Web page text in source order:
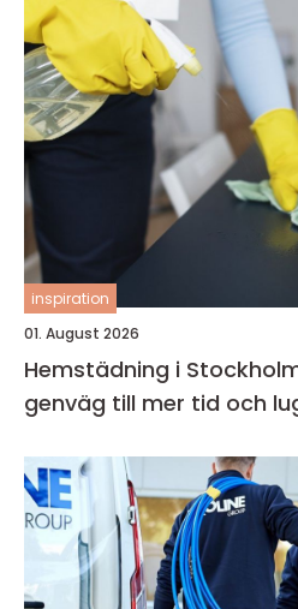
inspiration
01. August 2026
Hemstädning i
genväg till mer tid och